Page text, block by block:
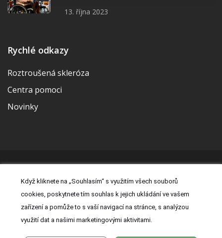
13. října 2023
Rychlé odkazy
Roztroušená skleróza
Centra pomoci
Novinky
Právní prohlášení|Prohlášení o cookies|Nastavení cookies
Kontakt|Zásady zpracování osobních údajů
Když kliknete na „Souhlasím“ s využitím všech souborů
cookies, poskytnete tím souhlas k jejich ukládání ve vašem
zařízení a pomůže to s vaší navigací na stránce, s analýzou
využití dat a našimi marketingovými aktivitami.